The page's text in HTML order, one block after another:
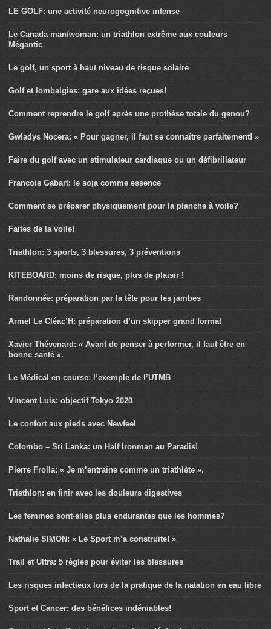
LE GOLF: une activité neurogognitive intense
Le Canada man/woman: un triathlon extrême aux couleurs
Mégantic
Le golf, un sport à haut niveau de risque solaire
Golf et lombalgies: gare aux idées reçues!
Comment reprendre le golf après une prothèse totale du genou?
Gwladys Nocera: « Pour gagner, il faut se connaître parfaitement! »
Faire du golf avec un stimulateur cardiaque ou un défibrillateur
François Gabart: le soja comme essence
Comment se préparer physiquement pour la planche à voile?
Faites de la voile!
Triathlon: 3 sports, 3 blessures, 3 préventions
KITEBOARD: moins de risque, plus de plaisir !
Randonnée: préparation par la tête pour les jambes
Armel Le Cléac’H: préparation d’un skipper grand format
Xavier Thévenard: « Avant de penser à performer, il faut être en
bonne santé ».
Le Médical en course: l’exemple de l’UTMB
Vincent Luis: objectif Tokyo 2020
Le confort aux pieds avec Newfeel
Colombo – Sri Lanka: un Half Ironman au Paradis!
Pierre Frolla: « Je m’entraîne comme un triathlète ».
Triathlon: en finir avec les douleurs digestives
Les femmes sont-elles plus endurantes que les hommes?
Nathalie SIMON: « Le Sport m’a construite! »
Trail et Ultra: 5 règles pour éviter les blessures
Les risques infectieux lors de la pratique de la natation en eau libre
Sport et Cancer: des bénéfices indéniables!